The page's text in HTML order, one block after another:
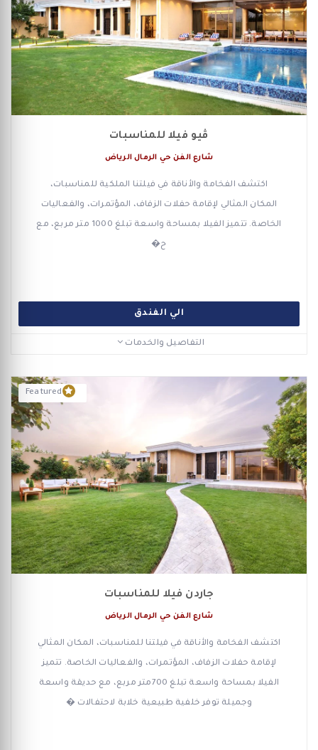
ڤيو فيلا للمناسبات
شارع الفن حي الرمال الرياض
اكتشف الفخامة والأناقة في فيلتنا الملكية للمناسبات،
المكان المثالي لإقامة حفلات الزفاف، المؤتمرات، والفعاليات
الخاصة. تتميز الفيلا بمساحة واسعة تبلغ 1000 متر مربع، مع
ح�
الي الفندق
التفاصيل والخدمات
Featured
جاردن فيلا للمناسبات
شارع الفن حي الرمال الرياض
اكتشف الفخامة والأناقة في فيلتنا للمناسبات، المكان المثالي
لإقامة حفلات الزفاف، المؤتمرات، والفعاليات الخاصة. تتميز
الفيلا بمساحة واسعة تبلغ 700متر مربع، مع حديقة واسعة
وجميلة توفر خلفية طبيعية خلابة لاحتفالات �